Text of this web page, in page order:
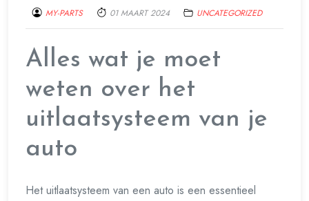
MY-PARTS 01 MAART 2024 UNCATEGORIZED
Alles wat je moet
weten over het
uitlaatsysteem van je
auto
Het uitlaatsysteem van een auto is een essentieel